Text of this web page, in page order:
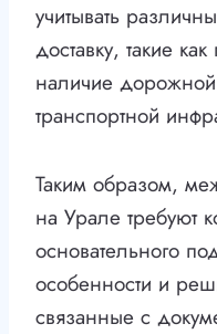
учитывать
доставку, такие
наличие дорожной
транспортной
Таким образом,
на Урале требуют
основательного
особенности и
связанные с